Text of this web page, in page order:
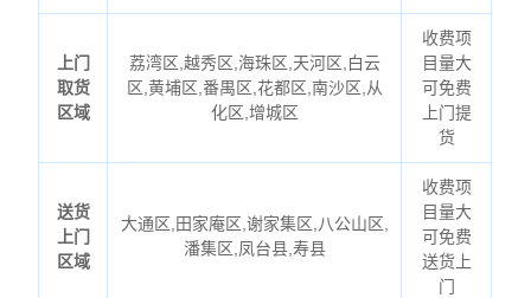
上门
取货
区域
荔湾区,越秀区,海珠区,天河区,白云
区,黄埔区,番禺区,花都区,南沙区,从
化区,增城区
收费项
目量大
可免费
上门提
货
送货
上门
区域
大通区,田家庵区,谢家集区,八公山区,
潘集区,凤台县,寿县
收费项
目量大
可免费
送货上
门